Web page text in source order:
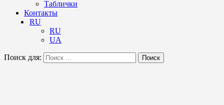
Таблички
Контакты
RU
RU
UA
Поиск для: Поиск